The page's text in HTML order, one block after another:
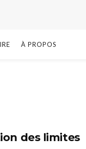
À PROPOS
des limites